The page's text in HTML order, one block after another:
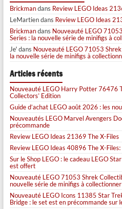
Brickmandans Review LEGO Ideas
LeMartiendans Review LEGO Ideas
Brickmandans Nouveauté LEGO
Series : la nouvelle série de minifigs à
Je' dans Nouveauté LEGO 71053
la nouvelle série de minifigs à
Articles récents
Nouveauté LEGO Harry Potter 76476
Collectors’ Edition
Guide d’achat LEGO août 2026 : les
Nouveautés LEGO Marvel Avengers
précommande
Review LEGO Ideas 21369 The X-Files
Review LEGO Ideas 40896 The X-Files:
Sur le Shop LEGO : le cadeau LEGO
est offert
Nouveauté LEGO 71053 Shrek
nouvelle série de minifigs à collectionner
Nouveauté LEGO Icons 11385 Star
Bridge : le set est en précommande sur